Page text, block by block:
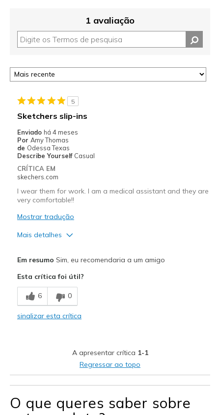
1 avaliação
5
Sketchers slip-ins
Enviado há 4 meses
Por Amy Thomas
de Odessa Texas
Describe Yourself Casual
CRÍTICA EM
skechers.com
I wear them for work. I am a medical assistant and they are
very comfortable!!
Mostrar tradução
Mais detalhes
Comfortable
Stylish
Feels true to width
Sizing
Feels true to size
View On Shoes
Shoes are for Wearing
Em resumo Sim, eu recomendaria a um amigo
Esta crítica foi útil?
6 0
sinalizar esta crítica
A apresentar crítica 1-1
Regressar ao topo
O que queres saber sobre